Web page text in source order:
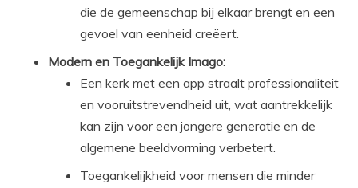
die de gemeenschap bij elkaar brengt en een
gevoel van eenheid creëert.
Modern en Toegankelijk Imago:
Een kerk met een app straalt professionaliteit
en vooruitstrevendheid uit, wat aantrekkelijk
kan zijn voor een jongere generatie en de
algemene beeldvorming verbetert.
Toegankelijkheid voor mensen die minder